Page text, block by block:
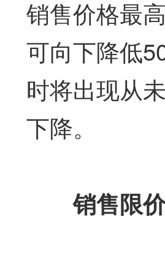
销售价格最
可向下降低
时将出现从
下降。
销售限